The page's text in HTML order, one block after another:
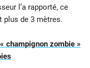
l’a rapporté, ce
de 3 mètres.
champignon zombie »